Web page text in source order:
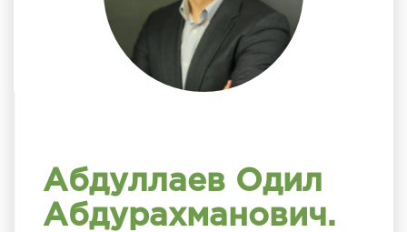
Абдуллаев Одил
Абдурахманович.